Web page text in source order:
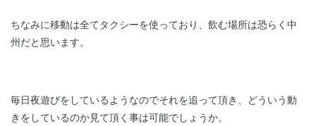
ちなみに移動は全てタクシーを使っており、飲む場所は恐らく中
州だと思います。
毎日夜遊びをしているようなのでそれを追って頂き、どういう動
きをしているのか見て頂く事は可能でしょうか。